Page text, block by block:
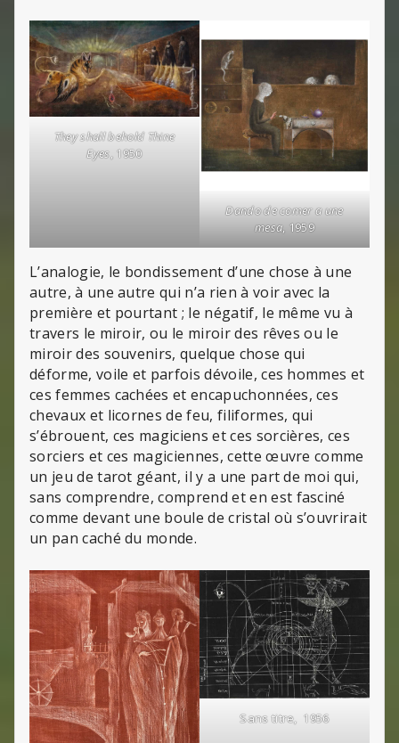
They shall behold Thine
Eyes, 1950
Dando de comer a une
mesa, 1959
L’analogie, le bondissement d’une chose à une
autre, à une autre qui n’a rien à voir avec la
première et pourtant ; le négatif, le même vu à
travers le miroir, ou le miroir des rêves ou le
miroir des souvenirs, quelque chose qui
déforme, voile et parfois dévoile, ces hommes et
ces femmes cachées et encapuchonnées, ces
chevaux et licornes de feu, filiformes, qui
s’ébrouent, ces magiciens et ces sorcières, ces
sorciers et ces magiciennes, cette œuvre comme
un jeu de tarot géant, il y a une part de moi qui,
sans comprendre, comprend et en est fasciné
comme devant une boule de cristal où s’ouvrirait
un pan caché du monde.
Sans titre, 1956